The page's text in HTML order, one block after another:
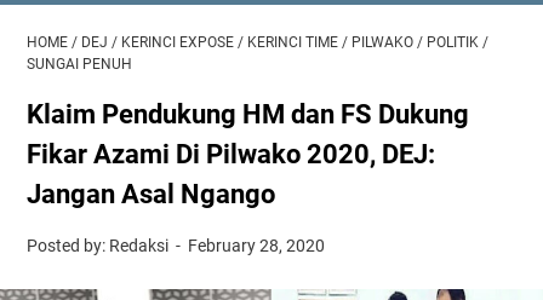
HOME / DEJ / KERINCI EXPOSE / KERINCI TIME / PILWAKO / POLITIK /
SUNGAI PENUH
Klaim Pendukung HM dan FS Dukung
Fikar Azami Di Pilwako 2020, DEJ:
Jangan Asal Ngango
Posted by: Redaksi February 28, 2020